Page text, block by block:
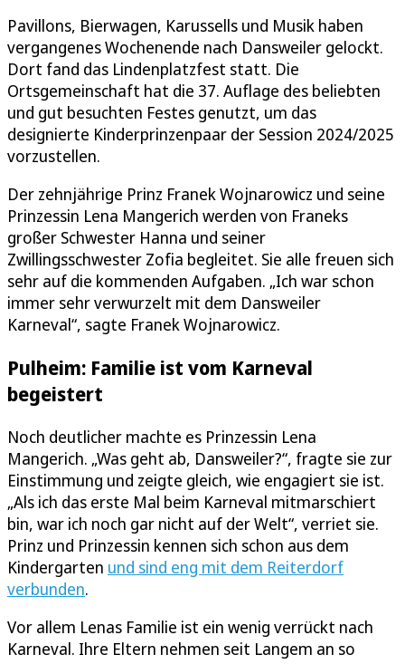
Pavillons, Bierwagen, Karussells und Musik haben
vergangenes Wochenende nach Dansweiler gelockt.
Dort fand das Lindenplatzfest statt. Die
Ortsgemeinschaft hat die 37. Auflage des beliebten
und gut besuchten Festes genutzt, um das
designierte Kinderprinzenpaar der Session 2024/2025
vorzustellen.
Der zehnjährige Prinz Franek Wojnarowicz und seine
Prinzessin Lena Mangerich werden von Franeks
großer Schwester Hanna und seiner
Zwillingsschwester Zofia begleitet. Sie alle freuen sich
sehr auf die kommenden Aufgaben. „Ich war schon
immer sehr verwurzelt mit dem Dansweiler
Karneval“, sagte Franek Wojnarowicz.
Pulheim: Familie ist vom Karneval
begeistert
Noch deutlicher machte es Prinzessin Lena
Mangerich. „Was geht ab, Dansweiler?“, fragte sie zur
Einstimmung und zeigte gleich, wie engagiert sie ist.
„Als ich das erste Mal beim Karneval mitmarschiert
bin, war ich noch gar nicht auf der Welt“, verriet sie.
Prinz und Prinzessin kennen sich schon aus dem
Kindergarten und sind eng mit dem Reiterdorf
verbunden.
Vor allem Lenas Familie ist ein wenig verrückt nach
Karneval. Ihre Eltern nehmen seit Langem an so